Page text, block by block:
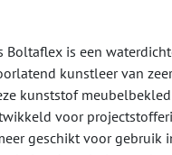
Boltaflex is een
kunstleer van
kunststof
voor
geschikt voor gebruik